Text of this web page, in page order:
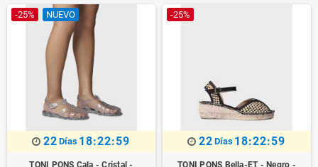
-25% NUEVO
22 Días 18:22:59
TONI PONS Cala - Cristal -
-25%
22 Días 18:22:59
TONI PONS Bella-ET - Negro -